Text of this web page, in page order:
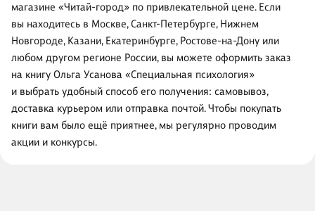
магазине «Читай-город» по привлекательной цене. Если
вы находитесь в Москве, Санкт-Петербурге, Нижнем
Новгороде, Казани, Екатеринбурге, Ростове-на-Дону или
любом другом регионе России, вы можете оформить заказ
на книгу Ольга Усанова «Специальная психология»
и выбрать удобный способ его получения: самовывоз,
доставка курьером или отправка почтой. Чтобы покупать
книги вам было ещё приятнее, мы регулярно проводим
акции и конкурсы.